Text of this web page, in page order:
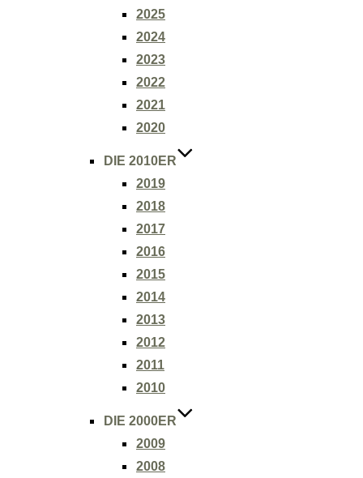
2025
2024
2023
2022
2021
2020
DIE 2010ER
2019
2018
2017
2016
2015
2014
2013
2012
2011
2010
DIE 2000ER
2009
2008